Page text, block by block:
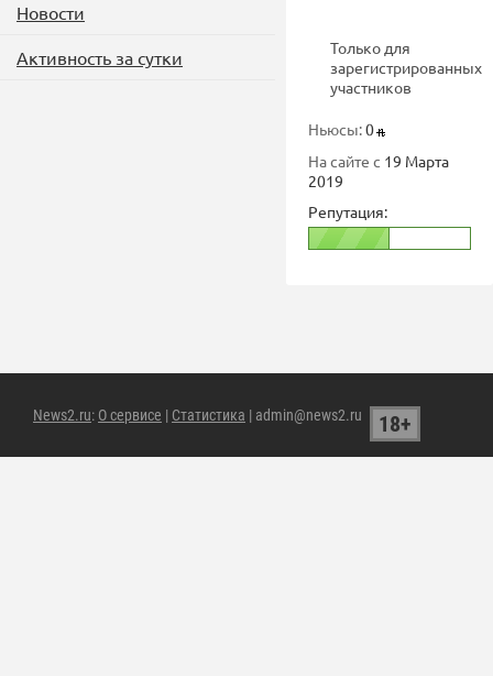
Новости
Активность за сутки
Только для
зарегистрированных
участников
Ньюсы:0
На сайте с 19 Марта
2019
Репутация:
News2.ru: О сервисе | Статистика | admin@news2.ru 18+